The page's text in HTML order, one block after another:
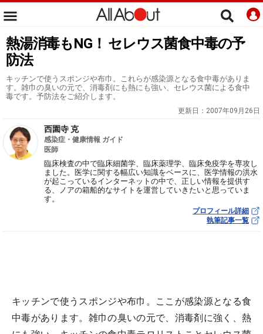
熱湯消毒もNG！ セレウス菌食中毒の予
防法
キッチンで使うスポンジや布巾。これらが感染源となる食中毒がありま
す。雑巾の臭いの元で、消毒剤にも熱にも強い、セレウス菌による食中
毒です。予防法をご紹介します。
更新日： 2007年09月26日
西園寺 克
感染症・健康情報 ガイド
医師
臨床検査の中で臨床細菌学、臨床薬理学、臨床免疫学を専攻し
ました。医学に関する幅広い知識をベースに、医学情報の洪水
が起こっているインターネットの中で、正しい情報を提供す
る、ノアの箱船的なサイトを運営していきたいと思っていま
す。
プロフィール詳細
執筆記事一覧
キッチンで使うスポンジや布巾。ここが感染源となる食
中毒があります。雑巾の臭いの元で、消毒剤に強く、熱